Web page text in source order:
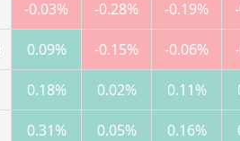
-0.03% -0.28% -0.19%
0.09% -0.15% -0.06%
0.18% 0.02% 0.11%
0.31% 0.05% 0.16%